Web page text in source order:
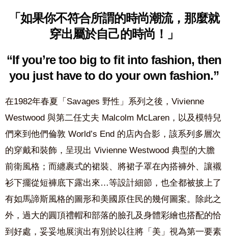
「如果你不符合所謂的時尚潮流，那麼就
穿出屬於自己的時尚！」
“If you’re too big to fit into fashion, then
you just have to do your own fashion.”
在1982年春夏「Savages 野性」系列之後，Vivienne
Westwood 與第二任丈夫 Malcolm McLaren，以及模特兒
們來到他們倫敦 World’s End 的店內合影，該系列多層次
的穿戴和裝飾，呈現出 Vivienne Westwood 典型的大膽
前衛風格；而纏裹式的裙裝、將裙子罩在內搭褲外、讓襯
衫下擺從短褲底下露出來…等設計細節，也全都被披上了
有如馬諦斯風格的圖形和美國原住民的幾何圖案。除此之
外，過大的圓頂禮帽和部落的臉孔及身體彩繪也搭配的恰
到好處，妥妥地展演出有別於以往將「美」視為第一要素